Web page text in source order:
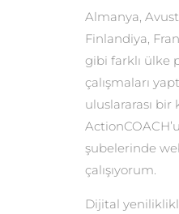
Almanya,
Finlandiya,
gibi farklı ülke
çalışmaları
uluslararası bir
şubelerinde
çalışıyorum.
Dijital